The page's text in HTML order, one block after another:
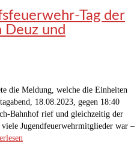
Tag der
und
die Meldung, welche die Einheiten
18.08.2023, gegen 18:40
Bahnhof rief und gleichzeitig der
Jugendfeuerwehrmitglieder war –